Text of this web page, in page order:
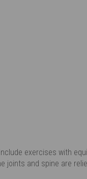
exercises with
joints and spine are